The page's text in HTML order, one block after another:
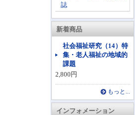
誌
新着商品
社会福祉研究（14）特
集・老人福祉の地域的
課題
2,800円
もっと...
インフォメーション